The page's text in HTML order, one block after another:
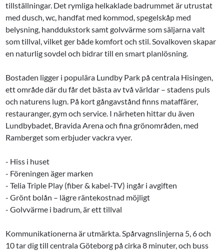
tillställningar. Det rymliga helkaklade badrummet är utrustat
med dusch, wc, handfat med kommod, spegelskåp med
belysning, handdukstork samt golvvärme som säljarna valt
som tillval, vilket ger både komfort och stil. Sovalkoven skapar
en naturlig sovdel och bidrar till en smart planlösning.
Bostaden ligger i populära Lundby Park på centrala Hisingen,
ett område där du får det bästa av två världar – stadens puls
och naturens lugn. På kort gångavstånd finns mataffärer,
restauranger, gym och service. I närheten hittar du även
Lundbybadet, Bravida Arena och fina grönområden, med
Ramberget som erbjuder vackra vyer.
- Hiss i huset
- Föreningen äger marken
- Telia Triple Play (fiber & kabel-TV) ingår i avgiften
- Grönt bolån – lägre räntekostnad möjligt
- Golvvärme i badrum, är ett tillval
Kommunikationerna är utmärkta. Spårvagnslinjerna 5, 6 och
10 tar dig till centrala Göteborg på cirka 8 minuter, och buss